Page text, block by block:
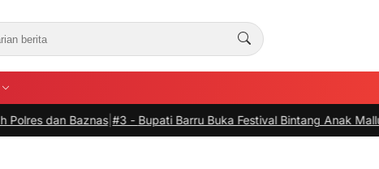
|#3 -Bupati Barru Buka Festival Bintang Anak Mallusetasi, Dorong